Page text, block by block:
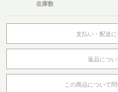
在庫数
支払い・配送に
返品につい
この商品について